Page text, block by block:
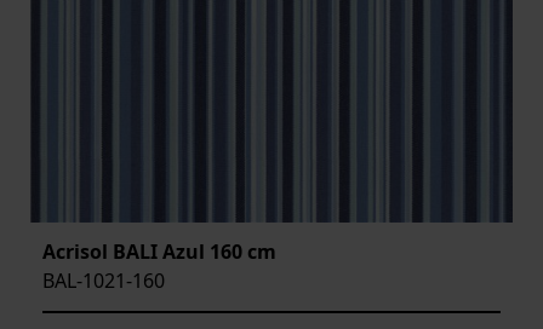
Acrisol BALI Azul 160 cm
BAL-1021-160